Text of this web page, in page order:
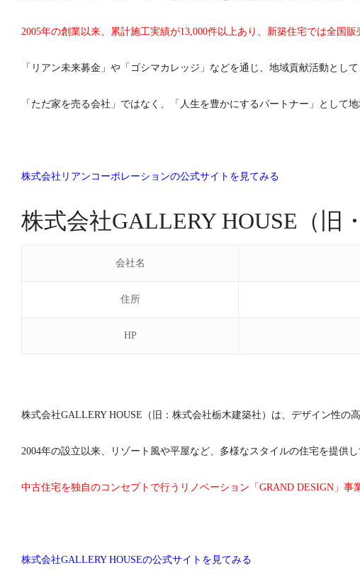
2005年の創業以来、累計施工実績が13,000件以上あり、新築住宅では全国
「リアン未来募金」や「ゴシマカレッジ」などを通じ、地域貢献活動とし
「ただ家を売る会社」ではなく、「人生を豊かにするパートナー」として
株式会社リアンコーポレーションの公式サイトを見てみる
株式会社GALLERY HOUSE（旧
会社名
住所
HP
株式会社GALLERY HOUSE（旧：株式会社栃木建築社）は、デザイン性の
2004年の設立以来、リゾート風や平屋など、多様なスタイルの住宅を提供し
中古住宅を独自のコンセプトで行うリノベーション「GRAND DESIGN」事
株式会社GALLERY HOUSEの公式サイトを見てみる